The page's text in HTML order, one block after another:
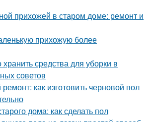
прихожей в старом доме: ремонт и
прихожую более
средства для уборки в
советов
как изготовить черновой пол
дома: как сделать пол